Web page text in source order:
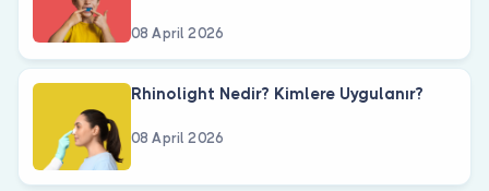
08 April 2026
Rhinolight Nedir? Kimlere Uygulanır?
08 April 2026